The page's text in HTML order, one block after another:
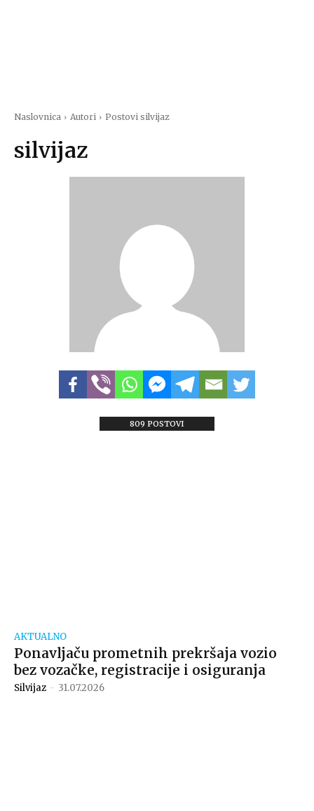
Naslovnica Autori Postovi silvijaz
silvijaz
809 POSTOVI
AKTUALNO
Ponavljaču prometnih prekršaja vozio
bez vozačke, registracije i osiguranja
Silvijaz - 31.07.2026